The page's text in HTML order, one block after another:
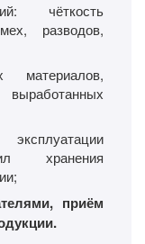
чёткость
разводов,
материалов,
хранения
приём